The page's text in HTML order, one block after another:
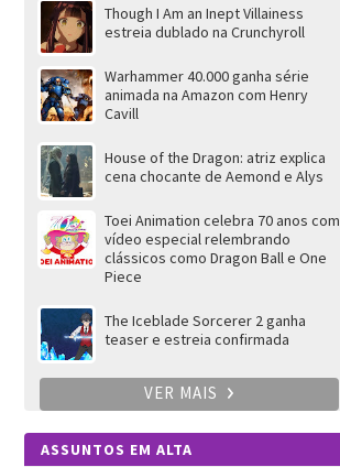
Though I Am an Inept Villainess
estreia dublado na Crunchyroll
Warhammer 40.000 ganha série
animada na Amazon com Henry
Cavill
House of the Dragon: atriz explica
cena chocante de Aemond e Alys
Toei Animation celebra 70 anos com
vídeo especial relembrando
clássicos como Dragon Ball e One
Piece
The Iceblade Sorcerer 2 ganha
teaser e estreia confirmada
VER MAIS
ASSUNTOS EM ALTA